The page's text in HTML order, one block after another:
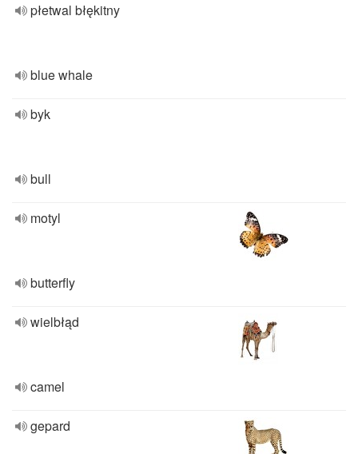
płetwal błękitny
blue whale
byk
bull
motyl
butterfly
wielbłąd
camel
gepard